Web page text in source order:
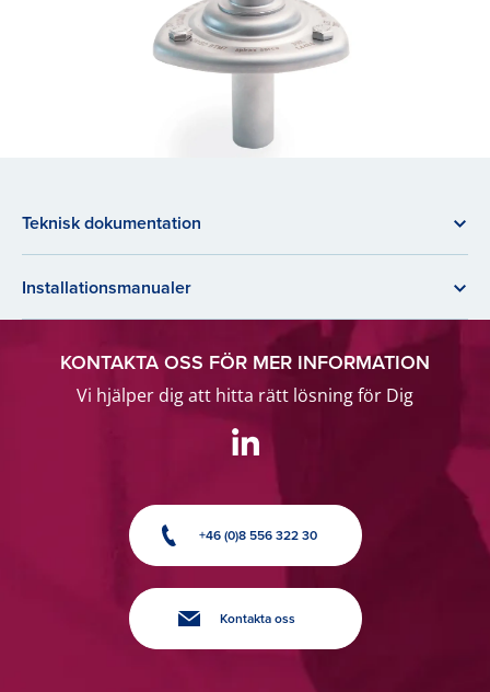
Teknisk dokumentation
Installationsmanualer
KONTAKTA OSS FÖR MER INFORMATION
Vi hjälper dig att hitta rätt lösning för Dig
+46 (0)8 556 322 30
Kontakta oss